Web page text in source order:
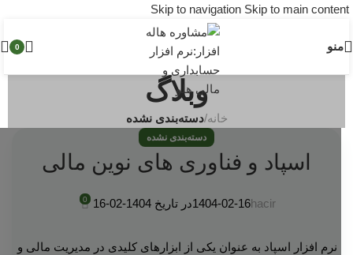
Skip to navigation Skip to main content
منو 0
وبلاگ
خانه/دسته‌بندی نشده
دسته‌بندی نشده
اسپاد و فناوری های نوین مالی
hacir
1404-02-16در تاریخ 1404-02-16 0
نرم افزار اسپاد به عنوان یکی از ابزارهای کلیدی در مدیریت مالی و